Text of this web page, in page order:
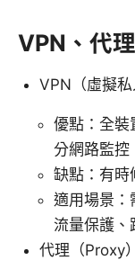
VPN、代
VPN（虛擬私
優點：全裝
分網路監控
缺點：有時
適用場景：
流量保護、
代理（Proxy）